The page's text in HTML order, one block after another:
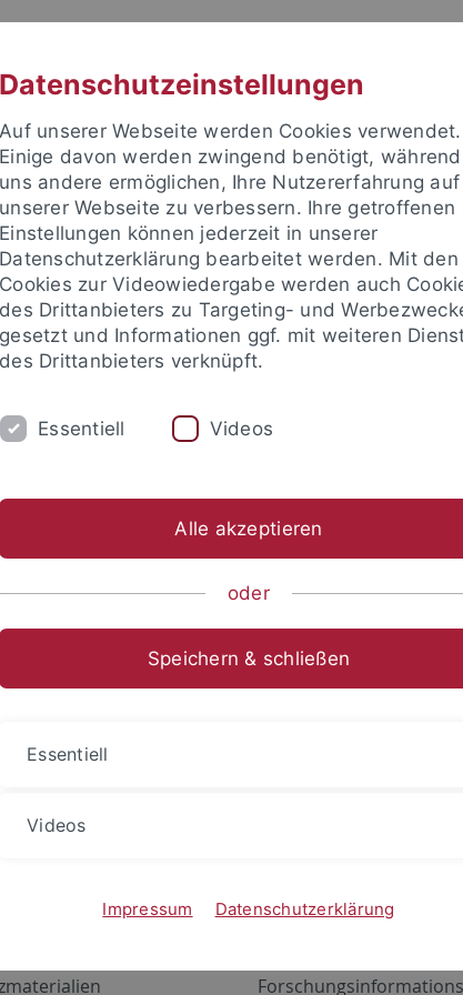
FORSCHUNG
um sich anzumelden:
Netzwerk
ALMA
Datenschutzeinstellungen
Auf unserer Webseite werden Cookies verwendet.
Einige davon werden zwingend benötigt,
uns andere ermöglichen, Ihre Nutzererfahrung auf
unserer Webseite zu verbessern. Ihre getroffenen
Einstellungen können jederzeit in unserer
Datenschutzerklärung bearbeitet werden. Mit den
Cookies zur Videowiedergabe werden auch
des Drittanbieters zu Targeting- und
gesetzt und Informationen ggf. mit weiteren
des Drittanbieters verknüpft.
Essentiell Videos
Alle akzeptieren
oder
Speichern & schließen
Essentiell
Videos
Impressum Datenschutzerklärung